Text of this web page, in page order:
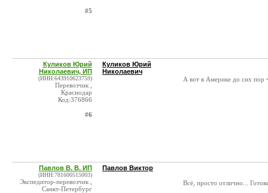
#5
Куликов Юрий
Николаевич, ИП
(ИНН:643910623759)
Перевозчик ,
Краснодар
Код:376866
#6
Куликов Юрий
Николаевич
А вот в Америке до сих пор
Павлов В. В. ИП
(ИНН:781600515003)
Экспедитор-перевозчик ,
Санкт-Петербург
Павлов Виктор
Всё, просто отлично...